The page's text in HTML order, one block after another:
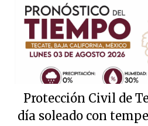
Protección Civil de
día soleado con